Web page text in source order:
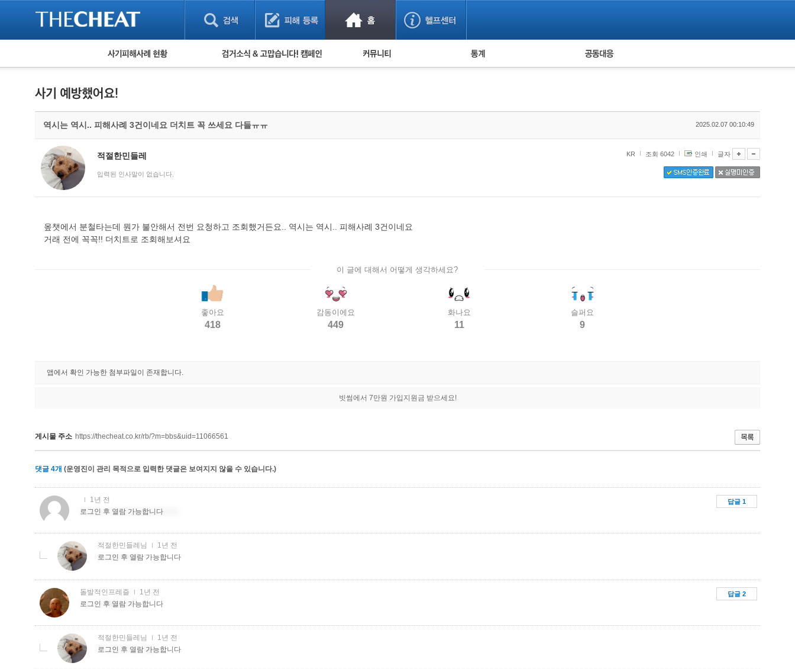
피해사례 현황
게임 · 비실물 피해사례
보이스피싱 피해사례
유해사이트 목록
비공개 피해사례
검거 소식 사기 예방했어요! 누적 피해사례 통계 피해자 공동대응
역시는 역시.. 피해사례 3건이네요 더치트 꼭 쓰세요 다들ㅠㅠ 2025.02.07 00:10:49
적절한민들레
입력된 인사말이 없습니다.
KR 조회 6042 인쇄 글자
옾챗에서 분철타는데 뭔가 불안해서 전번 요청하고 조회했거든요.. 역시는 역시.. 피해사례 3건이네요
거래 전에 꼭꼭!! 더치트로 조회해보셔요
이 글에 대해서 어떻게 생각하세요?
좋아요
418
감동이에요
449
화나요
11
슬퍼요
9
앱에서 확인 가능한 첨부파일이 존재합니다.
빗썸에서 7만원 가입지원금 받으세요!
게시물 주소 https://thecheat.co.kr/rb/?m=bbs&uid=11066561
댓글 4개 (운영진이 관리 목적으로 입력한 댓글은 보여지지 않을 수 있습니다.)